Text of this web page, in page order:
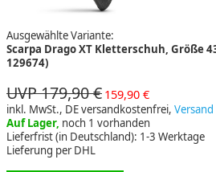
Ausgewählte Variante:
Scarpa Drago XT Kletterschuh, Größe
129674)
UVP 179,90 € 159,90 €
inkl. MwSt., DE versandkostenfrei, Versand
Auf Lager, noch 1 vorhanden
Lieferfrist (in Deutschland): 1-3 Werktage
Lieferung per DHL